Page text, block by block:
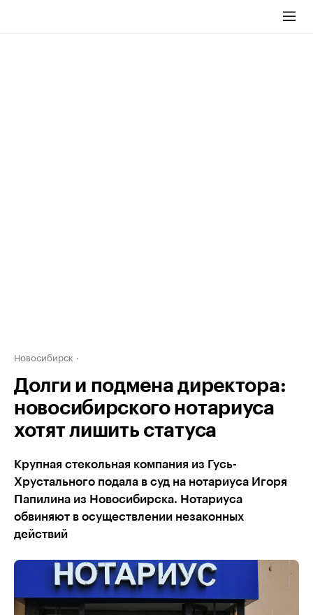
Новосибирск
Долги и подмена директора:
новосибирского нотариуса
хотят лишить статуса
Крупная стекольная компания из Гусь-
Хрустального подала в суд на нотариуса Игоря
Папилина из Новосибирска. Нотариуса
обвиняют в осуществлении незаконных
действий